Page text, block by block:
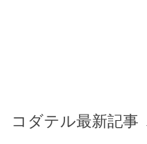
コダテル最新記事